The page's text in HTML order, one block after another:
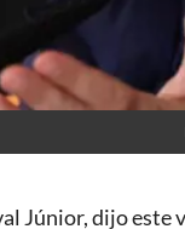
Júnior, dijo este